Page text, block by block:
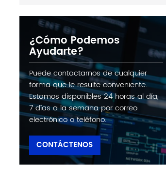
¿Cómo Podemos
Ayudarte?
Puede contactarnos de cualquier
forma que le resulte conveniente.
Estamos disponibles 24 horas al día,
7 días a la semana por correo
electrónico o teléfono.
CONTÁCTENOS